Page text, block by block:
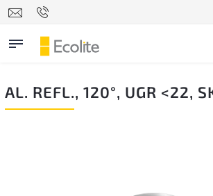
AL. REFL., 120°, UGR <22,